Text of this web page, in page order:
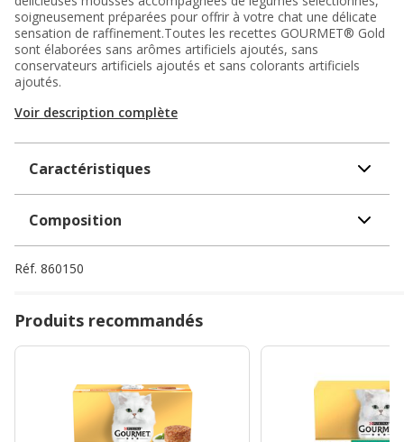
soigneusement préparées pour offrir à votre chat une délicate
sensation de raffinement.Toutes les recettes GOURMET® Gold
sont élaborées sans arômes artificiels ajoutés, sans
conservateurs artificiels ajoutés et sans colorants artificiels
ajoutés.
Voir description complète
Caractéristiques
Composition
Réf. 860150
Produits recommandés